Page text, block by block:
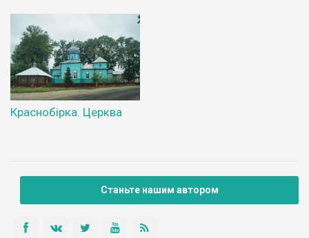
Краснобірка. Церква
Станьте нашим автором